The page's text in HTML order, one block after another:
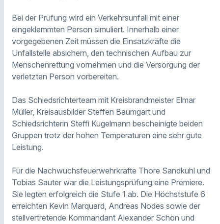
Bei der Prüfung wird ein Verkehrsunfall mit einer
eingeklemmten Person simuliert. Innerhalb einer
vorgegebenen Zeit müssen die Einsatzkräfte die
Unfallstelle absichern, den technischen Aufbau zur
Menschenrettung vornehmen und die Versorgung der
verletzten Person vorbereiten.
Das Schiedsrichterteam mit Kreisbrandmeister Elmar
Müller, Kreisausbilder Steffen Baumgart und
Schiedsrichterin Steffi Kugelmann bescheinigte beiden
Gruppen trotz der hohen Temperaturen eine sehr gute
Leistung.
Für die Nachwuchsfeuerwehrkräfte Thore Sandkuhl und
Tobias Sauter war die Leistungsprüfung eine Premiere.
Sie legten erfolgreich die Stufe 1 ab. Die Höchststufe 6
erreichten Kevin Marquard, Andreas Nodes sowie der
stellvertretende Kommandant Alexander Schön und